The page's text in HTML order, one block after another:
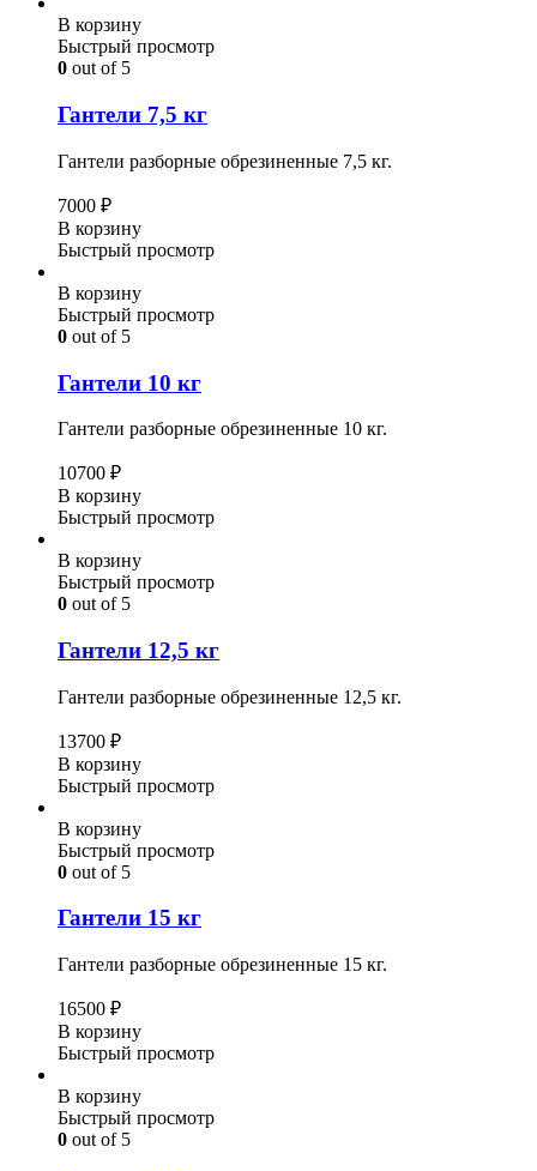
В корзину
Быстрый просмотр
0 out of 5
Гантели 7,5 кг
Гантели разборные обрезиненные 7,5 кг.
7000 ₽
В корзину
Быстрый просмотр
В корзину
Быстрый просмотр
0 out of 5
Гантели 10 кг
Гантели разборные обрезиненные 10 кг.
10700 ₽
В корзину
Быстрый просмотр
В корзину
Быстрый просмотр
0 out of 5
Гантели 12,5 кг
Гантели разборные обрезиненные 12,5 кг.
13700 ₽
В корзину
Быстрый просмотр
В корзину
Быстрый просмотр
0 out of 5
Гантели 15 кг
Гантели разборные обрезиненные 15 кг.
16500 ₽
В корзину
Быстрый просмотр
В корзину
Быстрый просмотр
0 out of 5